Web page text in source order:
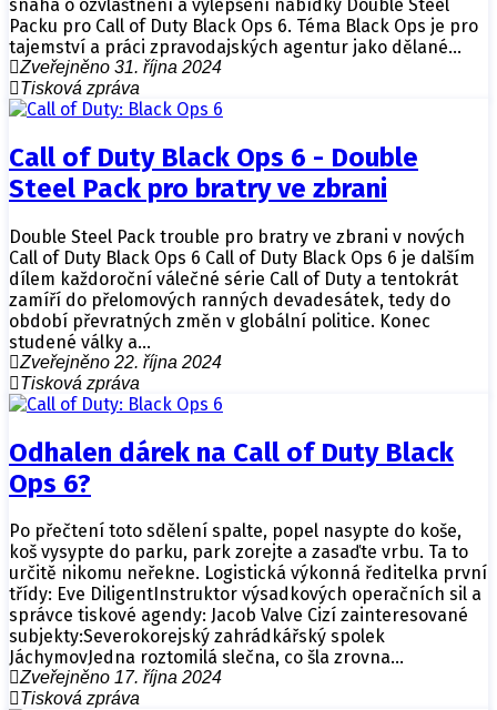
snaha o ozvláštnění a vylepšení nabídky Double Steel
Packu pro Call of Duty Black Ops 6. Téma Black Ops je pro
tajemství a práci zpravodajských agentur jako dělané…
Zveřejněno 31. října 2024
Tisková zpráva
Call of Duty Black Ops 6 - Double
Steel Pack pro bratry ve zbrani
Double Steel Pack trouble pro bratry ve zbrani v nových
Call of Duty Black Ops 6 Call of Duty Black Ops 6 je dalším
dílem každoroční válečné série Call of Duty a tentokrát
zamíří do přelomových ranných devadesátek, tedy do
období převratných změn v globální politice. Konec
studené války a…
Zveřejněno 22. října 2024
Tisková zpráva
Odhalen dárek na Call of Duty Black
Ops 6?
Po přečtení toto sdělení spalte, popel nasypte do koše,
koš vysypte do parku, park zorejte a zasaďte vrbu. Ta to
určitě nikomu neřekne. Logistická výkonná ředitelka první
třídy: Eve DiligentInstruktor výsadkových operačních sil a
správce tiskové agendy: Jacob Valve Cizí zainteresované
subjekty:Severokorejský zahrádkářský spolek
JáchymovJedna roztomilá slečna, co šla zrovna…
Zveřejněno 17. října 2024
Tisková zpráva